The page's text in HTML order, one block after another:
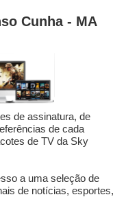
Cunha - MA
de assinatura, de
de cada
de TV da Sky
a uma seleção de
de notícias, esportes,